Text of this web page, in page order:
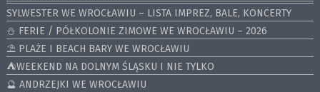
SYLWESTER WE WROCŁAWIU – LISTA IMPREZ, BALE, KONCERTY
⛄️ FERIE / PÓŁKOLONIE ZIMOWE WE WROCŁAWIU – 2026
⛱️ PLAŻE I BEACH BARY WE WROCŁAWIU
⛺️WEEKEND NA DOLNYM ŚLĄSKU I NIE TYLKO
🔮 ANDRZEJKI WE WROCŁAWIU